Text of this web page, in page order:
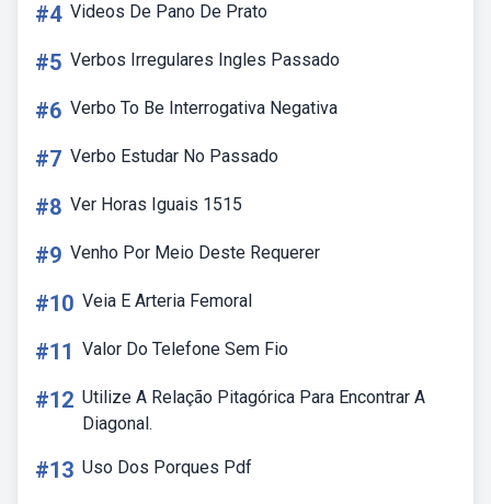
#4 Videos De Pano De Prato
#5 Verbos Irregulares Ingles Passado
#6 Verbo To Be Interrogativa Negativa
#7 Verbo Estudar No Passado
#8 Ver Horas Iguais 1515
#9 Venho Por Meio Deste Requerer
#10 Veia E Arteria Femoral
#11 Valor Do Telefone Sem Fio
#12 Utilize A Relação Pitagórica Para Encontrar A
Diagonal.
#13 Uso Dos Porques Pdf